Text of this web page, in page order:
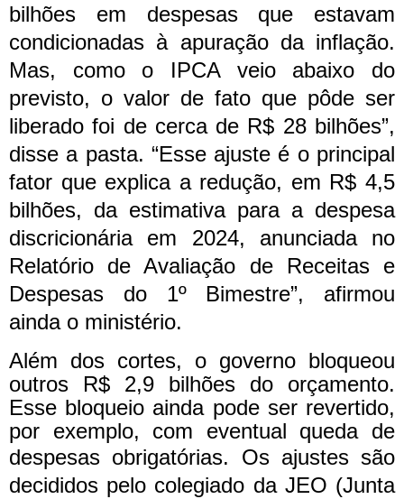
bilhões em despesas que estavam
condicionadas à apuração da inflação.
Mas, como o IPCA veio abaixo do
previsto, o valor de fato que pôde ser
liberado foi de cerca de R$ 28 bilhões”,
disse a pasta. “Esse ajuste é o principal
fator que explica a redução, em R$ 4,5
bilhões, da estimativa para a despesa
discricionária em 2024, anunciada no
Relatório de Avaliação de Receitas e
Despesas do 1º Bimestre”, afirmou
ainda o ministério.
Além dos cortes, o governo bloqueou
outros R$ 2,9 bilhões do orçamento.
Esse bloqueio ainda pode ser revertido,
por exemplo, com eventual queda de
despesas obrigatórias. Os ajustes são
decididos pelo colegiado da JEO (Junta